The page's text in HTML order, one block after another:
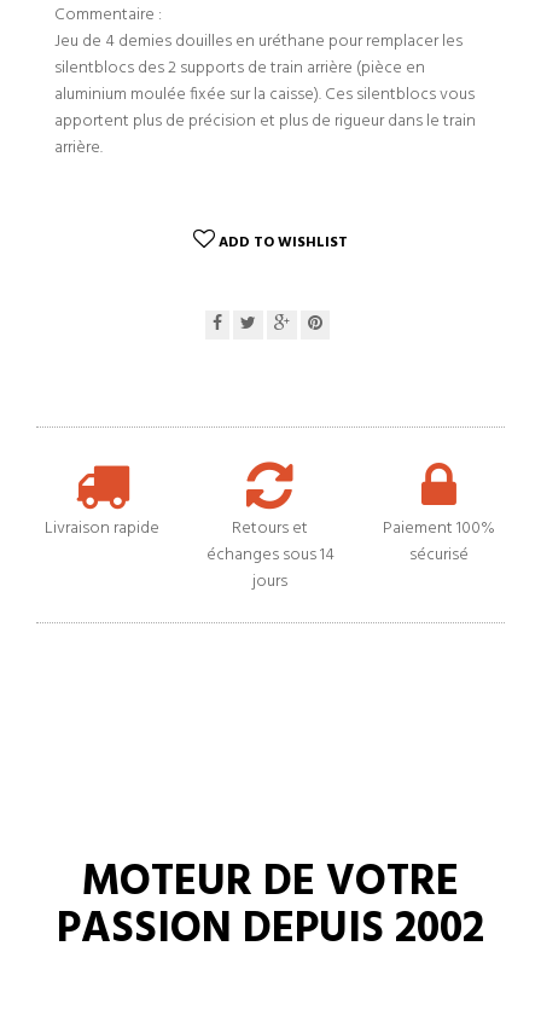
Commentaire :
Jeu de 4 demies douilles en uréthane pour remplacer les
silentblocs des 2 supports de train arrière (pièce en
aluminium moulée fixée sur la caisse). Ces silentblocs vous
apportent plus de précision et plus de rigueur dans le train
arrière.
ADD TO WISHLIST
Livraison rapide
Retours et
échanges sous 14
jours
Paiement 100%
sécurisé
MOTEUR DE VOTRE
PASSION DEPUIS 2002